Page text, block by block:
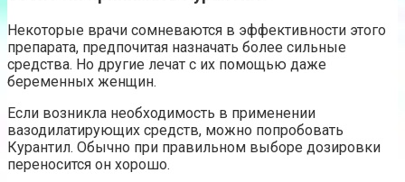
Некоторые врачи сомневаются в эффективности этого
препарата, предпочитая назначать более сильные
средства. Но другие лечат с их помощью даже
беременных женщин.
Если возникла необходимость в применении
вазодилатирующих средств, можно попробовать
Курантил. Обычно при правильном выборе дозировки
переносится он хорошо.